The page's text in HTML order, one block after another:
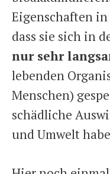
Eigenschaften
dass sie sich in
nur sehr
lebenden
Menschen)
schädliche
und Umwelt